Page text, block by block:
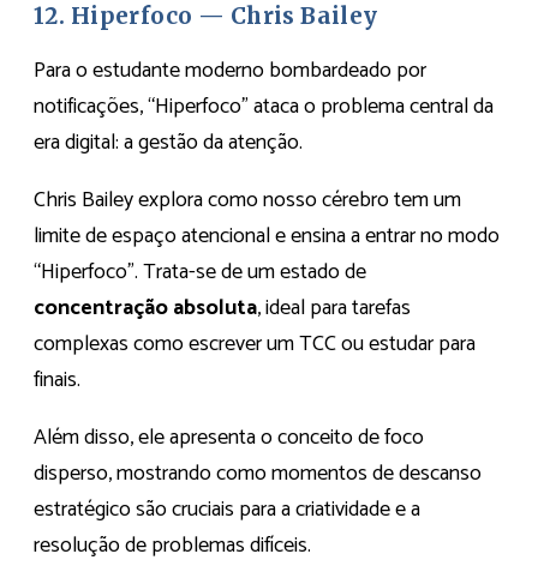
12. Hiperfoco — Chris Bailey
Para o estudante moderno bombardeado por
notificações, “Hiperfoco” ataca o problema central da
era digital: a gestão da atenção.
Chris Bailey explora como nosso cérebro tem um
limite de espaço atencional e ensina a entrar no modo
“Hiperfoco”. Trata-se de um estado de
concentração absoluta, ideal para tarefas
complexas como escrever um TCC ou estudar para
finais.
Além disso, ele apresenta o conceito de foco
disperso, mostrando como momentos de descanso
estratégico são cruciais para a criatividade e a
resolução de problemas difíceis.